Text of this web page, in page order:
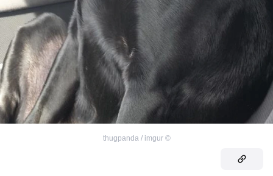
©
thugpanda / imgur